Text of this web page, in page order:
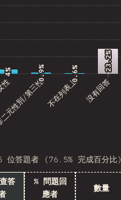
性性別/第三性 不在列表上 沒有回答
4%
4% 0.9%
0.9% 0.6%
0.6%
23.2%
23.2%
位答題者 (76.5% 完成百分比)
答
% 問題回
應者
數量